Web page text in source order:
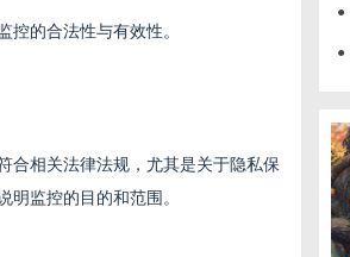
的合法性与有效性。
合相关法律法规，尤其是关于隐私保
监控的目的和范围。
●
●